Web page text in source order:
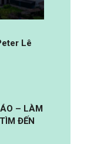
Lê
– LÀM
ĐẾN